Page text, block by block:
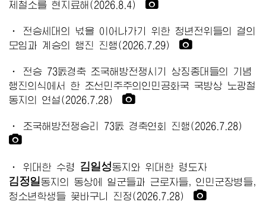
제철소를 현지료해(2026.8.4)
· 전승세대의 넋을 이어나가기 위한 청년전위들의 결의
모임과 계승의 행진 진행(2026.7.29)
· 전승 73돐경축 조국해방전쟁시기 상징종대들의 기념
행진의식에서 한 조선민주주의인민공화국 국방상 노광철
동지의 연설(2026.7.28)
· 조국해방전쟁승리 73돐 경축연회 진행(2026.7.28)
· 위대한 수령 김일성동지 와 위대한 령도자
김정일동지 의 동상에 일군들과 근로자들, 인민군장병들,
청소년학생들 꽃바구니 진정(2026.7.28)